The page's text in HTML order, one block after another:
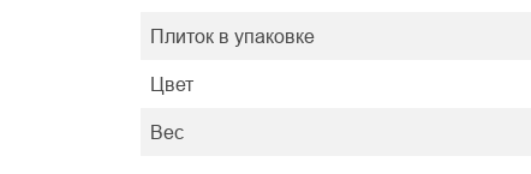
Плиток в упаковке
Цвет
Вес